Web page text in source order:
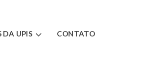
DA UPIS CONTATO